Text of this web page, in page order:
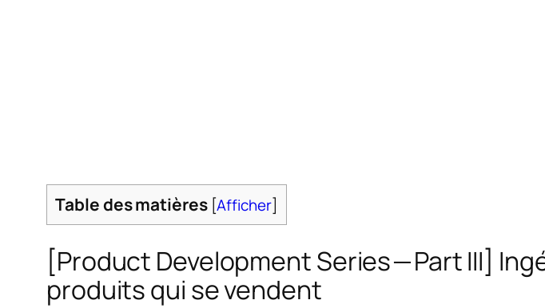
Table des matières [Afficher]
[Product Development Series — Part III]
produits qui se vendent